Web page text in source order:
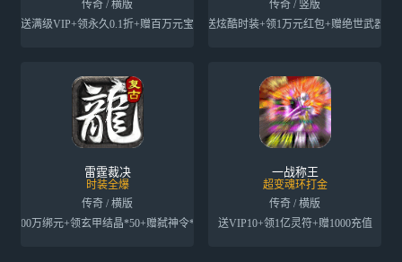
传奇 / 横版
送满级VIP+领永久0.1折+赠百万元宝
传奇 / 竖版
送炫酷时装+领1万元红包+赠绝世武器
雷霆裁决
时装全爆
传奇 / 横版
送200万绑元+领玄甲结晶*50+赠弑神令*500
一战称王
超变魂环打金
传奇 / 横版
送VIP10+领1亿灵符+赠1000充值